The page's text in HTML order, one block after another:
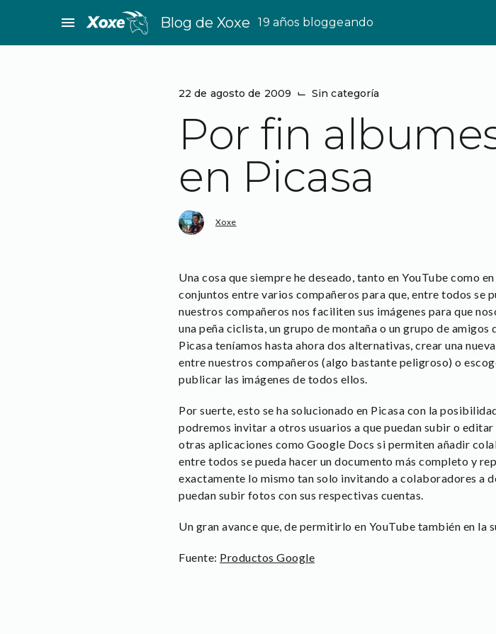
menu Blog de Xoxe 19 años bloggeando
22 de agosto de 2009 ⌙ Sin categoría
Por fin
en Picasa
Xoxe
Una cosa que siempre he deseado, tanto en YouTube como
conjuntos entre varios compañeros para que, entre todos se
nuestros compañeros nos faciliten sus imágenes para que
una peña ciclista, un grupo de montaña o un grupo de
Picasa teníamos hasta ahora dos alternativas, crear una
entre nuestros compañeros (algo bastante peligroso) o
publicar las imágenes de todos ellos.
Por suerte, esto se ha solucionado en Picasa con la
podremos invitar a otros usuarios a que puedan subir o
otras aplicaciones como Google Docs si permiten añadir
entre todos se pueda hacer un documento más completo y
exactamente lo mismo tan solo invitando a colaboradores a
puedan subir fotos con sus respectivas cuentas.
Un gran avance que, de permitirlo en YouTube también en la
Fuente: Productos Google